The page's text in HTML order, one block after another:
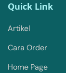
Quick Link
Artikel
Cara Order
Home Page